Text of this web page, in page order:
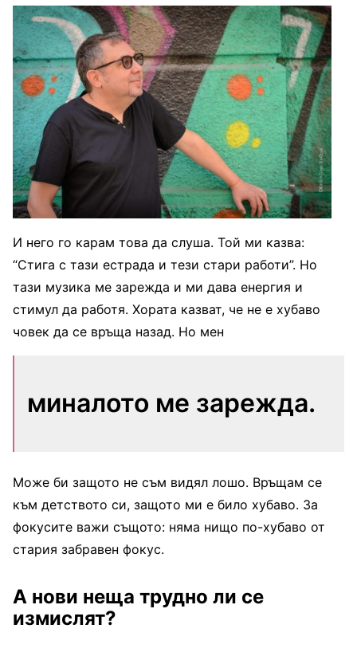
И него го карам това да слуша. Той ми казва:
“Стига с тази естрада и тези стари работи”. Но
тази музика ме зарежда и ми дава енергия и
стимул да работя. Хората казват, че не е хубаво
човек да се връща назад. Но мен
миналото ме зарежда.
Може би защото не съм видял лошо. Връщам се
към детството си, защото ми е било хубаво. За
фокусите важи същото: няма нищо по-хубаво от
стария забравен фокус.
А нови неща трудно ли се
измислят?